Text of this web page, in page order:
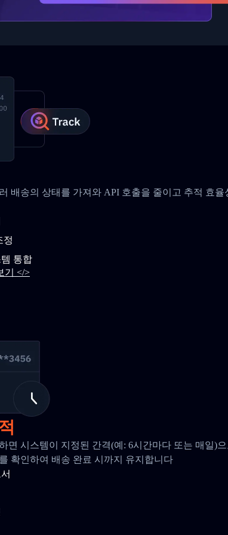
배송의 상태를 가져와 API 호출을 줄이고 추적 효율
정
통합
기 </>
면 시스템이 지정된 간격(예: 6시간마다 또는 매일)
확인하여 배송 완료 시까지 유지합니다